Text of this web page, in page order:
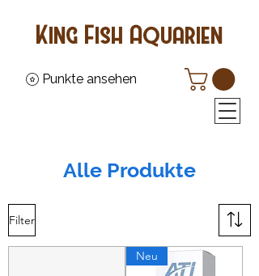
Punkte ansehen
King Fish Aquarien
Alle Produkte
Filter
Neu